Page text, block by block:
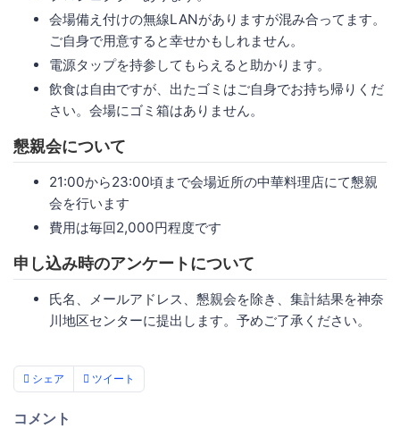
会場備え付けの無線LANがありますが混み合ってます。
ご自身で用意すると幸せかもしれません。
電源タップを持参してもらえると助かります。
飲食は自由ですが、出たゴミはご自身でお持ち帰りくだ
さい。会場にゴミ箱はありません。
懇親会について
21:00から23:00頃まで会場近所の中華料理店にて懇親
会を行います
費用は毎回2,000円程度です
申し込み時のアンケートについて
氏名、メールアドレス、懇親会を除き、集計結果を神奈
川地区センターに提出します。予めご了承ください。
シェア ツイート
コメント